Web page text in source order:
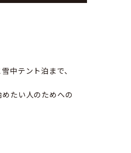
中テント泊まで、
たい人のためへの